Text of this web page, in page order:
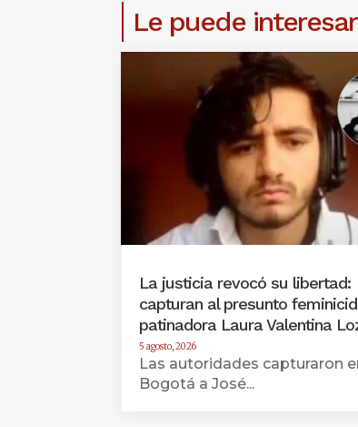
Le puede interesar
La justicia revocó su libertad:
capturan al presunto
patinadora Laura Valentina
5 agosto, 2026
Las autoridades capturaron
Bogotá a José...